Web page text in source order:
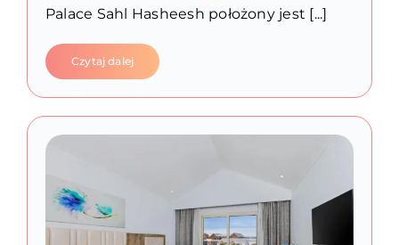
Palace Sahl Hasheesh położony jest [...]
Czytaj dalej